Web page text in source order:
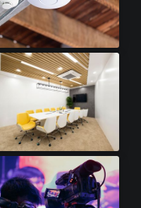
WiFI 接入点​
LED照明​